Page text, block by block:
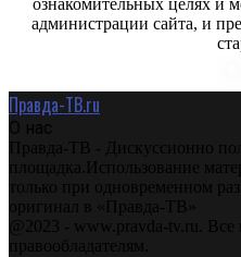
ознакомительных целях и
администрации сайта, и
Правда-ТВ.ru
О нас
Правда-ТВ - Дискуссионно
площадка.Использование
только при одновременном
оригинал в «Правда-ТВ»
@2023 - www.pravda-tv.ru. Все
правообладателям.